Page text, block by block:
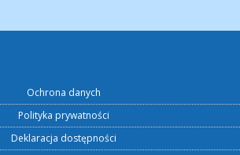
Ochrona danych
Polityka prywatności
Deklaracja dostępności